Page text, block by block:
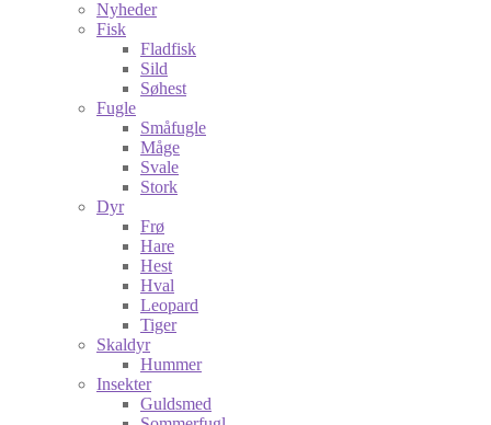
Nyheder
Fisk
Fladfisk
Sild
Søhest
Fugle
Småfugle
Måge
Svale
Stork
Dyr
Frø
Hare
Hest
Hval
Leopard
Tiger
Skaldyr
Hummer
Insekter
Guldsmed